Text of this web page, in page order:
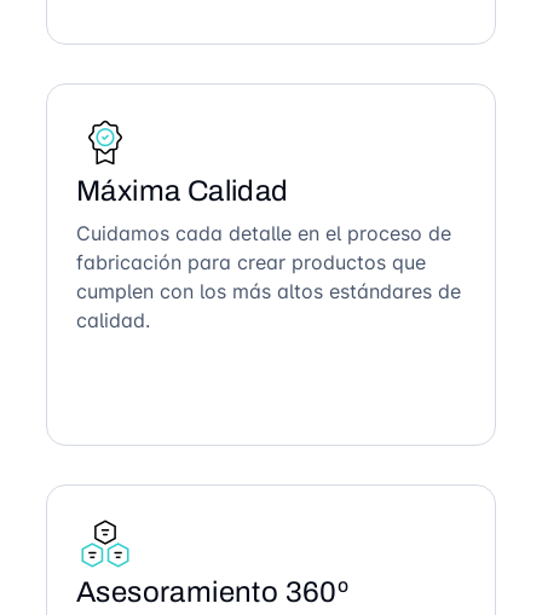
Máxima Calidad
Cuidamos cada detalle en el proceso de
fabricación para crear productos que
cumplen con los más altos estándares de
calidad.
Asesoramiento 360º